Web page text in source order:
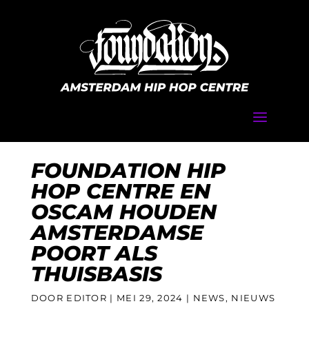
a
FOUNDATION HIP
HOP CENTRE EN
OSCAM HOUDEN
AMSTERDAMSE
POORT ALS
THUISBASIS
DOOR EDITOR | MEI 29, 2024 | NEWS, NIEUWS